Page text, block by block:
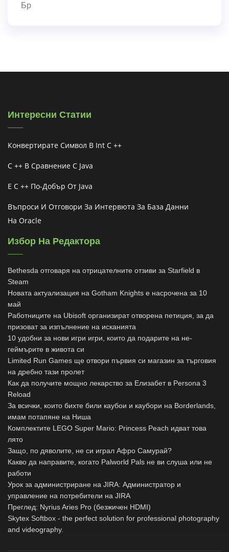
Бр
Интересни Статии
Конвертирате Символ В Int C ++
C ++ В Сравнение С Java
Е C ++ По-Добър От Java
Въпроси И Отговори За Интервюта За База Данни
На Oracle
Избор На Редактора
Bethesda отговаря на отрицателните отзиви за Starfield в
Steam
Новата актуализация на Gotham Knights е насрочена за 10
май
Работниците на Ubisoft организират отворена петиция, за да
призоват за изпълнение на исканията
10 удобни за нови игри игри, които да подарите на не-
геймърите в живота си
Limited Run Games ще отвори първия си магазин за търговия
на дребно тази пролет
Как да получите мощно лекарство за Елизабет в Persona 3
Reload
За всички, които бихте били каубои и каубори на Borderlands,
имам потапяне на Ниша
Комплектите LEGO Super Mario: Princess Peach идват това
лято
Защо, по дяволите, не си играл Афро Самурай?
Какво да направите, когато Palworld Pals не ви слуша или не
работи
Урок за администриране на JIRA: Администратор и
управление на потребители на JIRA
Преглед: Nyrius Aries Pro (безжичен HDMI)
Skytex Softbox - the perfect solution for professional photography
and videography.